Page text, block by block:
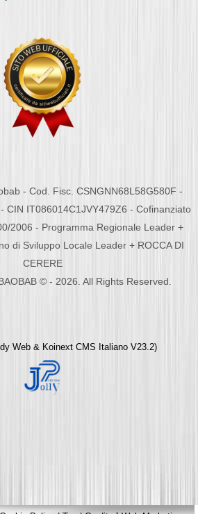
- Cod. Fisc. CSNGNN68L58G580F -
CIN IT086014C1JVY479Z6 - Cofinanziato
2006 - Programma Regionale Leader +
di Sviluppo Locale Leader + ROCCA DI
CERERE
© - 2026. All Rights Reserved.
Web & Koinext CMS Italiano V23.2)